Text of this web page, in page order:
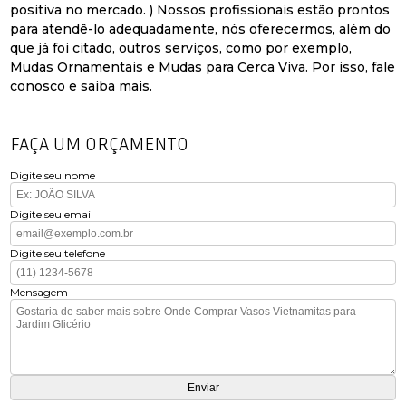
positiva no mercado. ) Nossos profissionais estão prontos
para atendê-lo adequadamente, nós oferecermos, além do
que já foi citado, outros serviços, como por exemplo,
Mudas Ornamentais e Mudas para Cerca Viva. Por isso, fale
conosco e saiba mais.
FAÇA UM ORÇAMENTO
Digite seu nome
Digite seu email
Digite seu telefone
Mensagem